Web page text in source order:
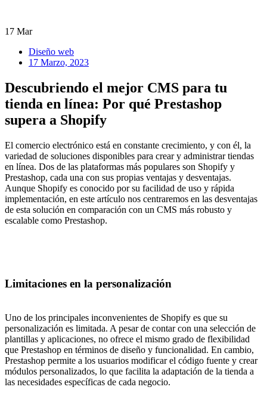
17 Mar
Diseño web
17 Marzo, 2023
Descubriendo el mejor CMS para tu
tienda en línea: Por qué Prestashop
supera a Shopify
El comercio electrónico está en constante crecimiento, y con él, la
variedad de soluciones disponibles para crear y administrar tiendas
en línea. Dos de las plataformas más populares son Shopify y
Prestashop, cada una con sus propias ventajas y desventajas.
Aunque Shopify es conocido por su facilidad de uso y rápida
implementación, en este artículo nos centraremos en las desventajas
de esta solución en comparación con un CMS más robusto y
escalable como Prestashop.
Limitaciones en la personalización
Uno de los principales inconvenientes de Shopify es que su
personalización es limitada. A pesar de contar con una selección de
plantillas y aplicaciones, no ofrece el mismo grado de flexibilidad
que Prestashop en términos de diseño y funcionalidad. En cambio,
Prestashop permite a los usuarios modificar el código fuente y crear
módulos personalizados, lo que facilita la adaptación de la tienda a
las necesidades específicas de cada negocio.